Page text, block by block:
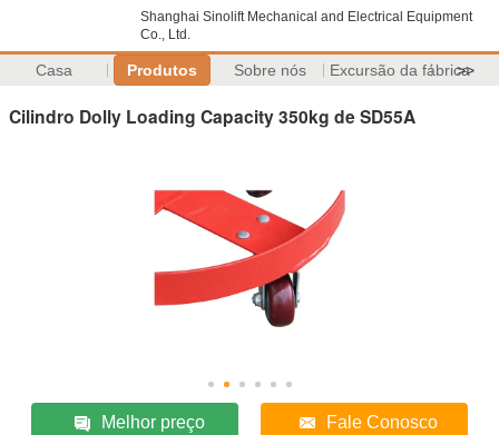
Shanghai Sinolift Mechanical and Electrical Equipment
Co., Ltd.
Casa Produtos Sobre nós Excursão da fábrica
>>
Cilindro Dolly Loading Capacity 350kg de SD55A
Melhor preço Fale Conosco